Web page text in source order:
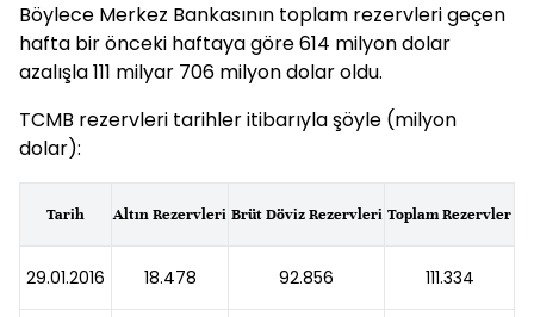
Böylece Merkez Bankasının toplam rezervleri geçen
hafta bir önceki haftaya göre 614 milyon dolar
azalışla 111 milyar 706 milyon dolar oldu.
TCMB rezervleri tarihler itibarıyla şöyle (milyon
dolar):
Tarih Altın Rezervleri Brüt Döviz Rezervleri Toplam Rezervler
29.01.2016 18.478 92.856 111.334